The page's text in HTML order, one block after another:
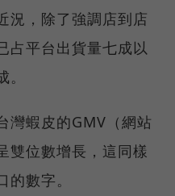
況，除了強調店到店
占平台出貨量七成以
灣蝦皮的GMV（網站
雙位數增長，這同樣
數字。